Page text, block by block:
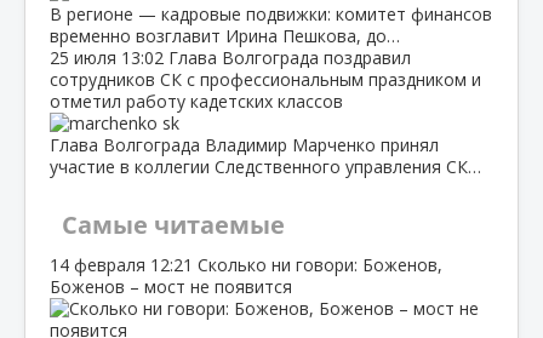
В регионе — кадровые подвижки: комитет финансов
временно возглавит Ирина Пешкова, до…
25 июля 13:02 Глава Волгограда поздравил
сотрудников СК с профессиональным праздником и
отметил работу кадетских классов
Глава Волгограда Владимир Марченко принял
участие в коллегии Следственного управления СК…
Самые читаемые
14 февраля 12:21 Сколько ни говори: Боженов,
Боженов – мост не появится